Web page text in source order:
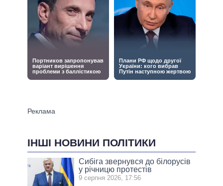
ІНШІ НОВИНИ ПОЛІТИКИ
Сибіга звернувся до білорусів
у річницю протестів
9 серпня 2026, 17:56